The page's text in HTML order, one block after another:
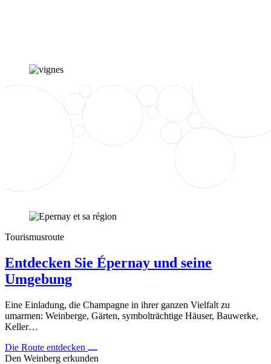
Tourismusroute
Entdecken Sie Épernay und seine
Umgebung
Eine Einladung, die Champagne in ihrer ganzen Vielfalt zu
umarmen: Weinberge, Gärten, symbolträchtige Häuser, Bauwerke,
Keller…
Die Route entdecken
Den Weinberg erkunden